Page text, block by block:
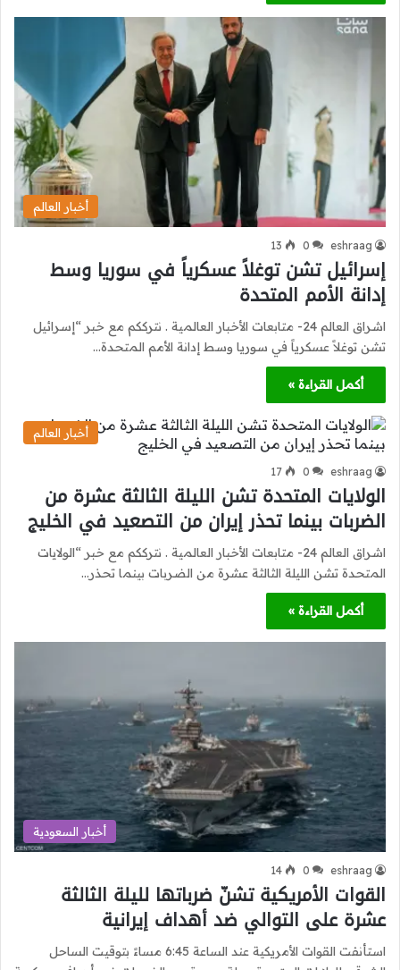
أخبار العالم
eshraag
0
13
إسرائيل تشن توغلاً عسكرياً في سوريا وسط
إدانة الأمم المتحدة
اشراق العالم 24- متابعات الأخبار العالمية . نترككم مع خبر “إسرائيل
تشن توغلاً عسكرياً في سوريا وسط إدانة الأمم المتحدة…
أكمل القراءة »
أخبار العالم
eshraag
0
17
الولايات المتحدة تشن الليلة الثالثة عشرة من
الضربات بينما تحذر إيران من التصعيد في الخليج
اشراق العالم 24- متابعات الأخبار العالمية . نترككم مع خبر “الولايات
المتحدة تشن الليلة الثالثة عشرة من الضربات بينما تحذر…
أكمل القراءة »
أخبار السعودية
eshraag
0
14
القوات الأمريكية تشنّ ضرباتها لليلة الثالثة
عشرة على التوالي ضد أهداف إيرانية
استأنفت القوات الأمريكية عند الساعة 6:45 مساءً بتوقيت الساحل